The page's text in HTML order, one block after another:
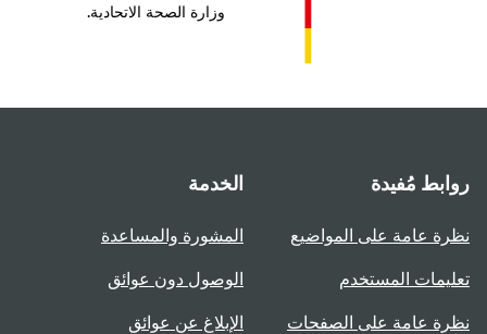
وزارة الصحة الاتحادية.
روابط مُفيدة
نظرة عامة على المواضيع
تعليمات المستخدم
نظرة عامة على الصفحات
الخدمة
المشورة والمساعدة
الوصول دون عوائق
الإبلاغ عن عوائق